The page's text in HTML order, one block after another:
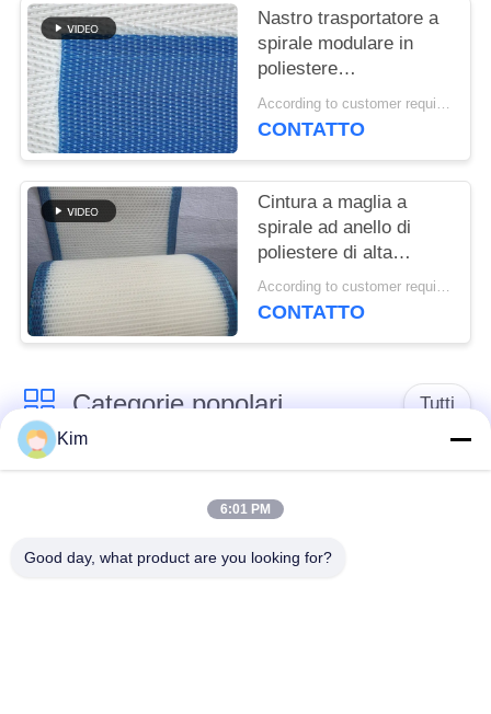
Nastro trasportatore a
spirale modulare in
poliestere
polioxometilene
plastico congelato per
torre a maglia piatta
According to customer requirements MOQ:1 metro
CONTATTO
Cintura a maglia a
spirale ad anello di
poliestere di alta
qualità, cintura a
maglia a filtro 100% di
According to customer requirements MOQ:1 metro
CONTATTO
Categorie popolari Tutti
cinghia della rete
della maglia
Kim
6:01 PM
Good day, what product are you looking for?